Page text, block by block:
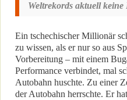
Weltrekords aktuell
Ein tschechischer Millionär
zu wissen, als er nur so aus
Vorbereitung – mit einem
Performance verbindet, mal
Autobahn huschte. Zu einer
der Autobahn herrschte. Er